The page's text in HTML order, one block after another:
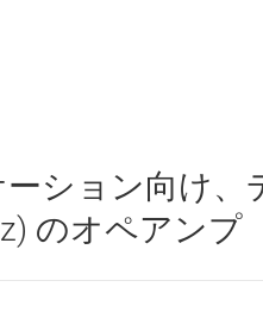
ティクス、およびピエゾ
スペシャル ファンクション アンプ
ログラマブル / 可変ゲイン アンプ
高
ション向け、
のオペアンプ